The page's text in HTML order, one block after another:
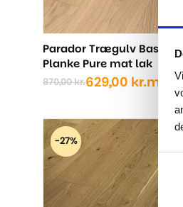
Parador Trægulv Basic
Planke Pure mat lak
870,00kr.
Den
pris
var:
870,00 kr..
629,00 kr.
Den
pris
er:
629,00 kr..
m2
-27%